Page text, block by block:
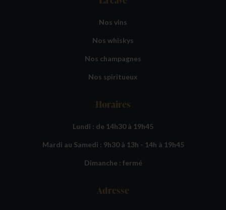
Nos vins
Nos whiskys
Nos champagnes
Nos spiritueux
Horaires
Lundi : de 14h30 à 19h45
Mardi au Samedi : 9h30 à 13h - 14h à 19h45
Dimanche : fermé
Adresse